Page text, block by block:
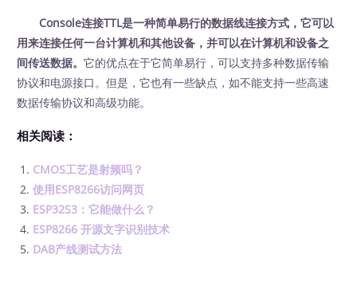
Console连接TTL是一种简单易行的数据线连接方式，它可以
用来连接任何一台计算机和其他设备，并可以在计算机和设备之
间传送数据。它的优点在于它简单易行，可以支持多种数据传输
协议和电源接口。但是，它也有一些缺点，如不能支持一些高速
数据传输协议和高级功能。
相关阅读：
CMOS工艺是射频吗？
使用ESP8266访问网页
ESP32S3：它能做什么？
ESP8266 开源文字识别技术
DAB产线测试方法